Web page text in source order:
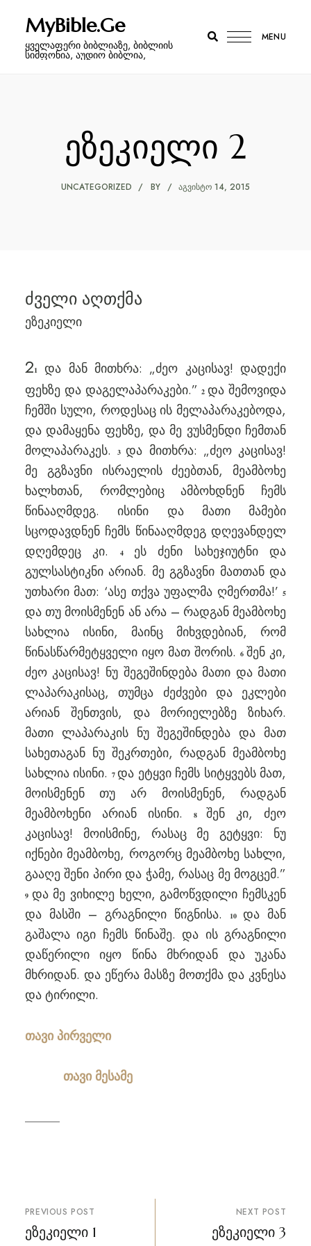
MyBible.Ge
ყველაფერი ბიბლიაზე, ბიბლიის
სიმფონია, აუდიო ბიბლია,
MENU
ეზეკიელი 2
UNCATEGORIZED BY ᲐᲒᲕᲘᲡᲢᲝ 14, 2015
ძველი აღთქმა
ეზეკიელი
21
და მან მითხრა: „ძეო კაცისავ! დადექი
ფეხზე და დაგელაპარაკები.”2 და შემოვიდა
ჩემში სული, როდესაც ის მელაპარაკებოდა,
და დამაყენა ფეხზე, და მე ვუსმენდი ჩემთან
მოლაპარაკეს.3 და მითხრა: „ძეო კაცისავ!
მე გგზავნი ისრაელის ძეებთან, მეამბოხე
ხალხთან, რომლებიც ამბოხდნენ ჩემს
წინააღმდეგ. ისინი და მათი მამები
სცოდავდნენ ჩემს წინააღმდეგ დღევანდელ
დღემდეც კი.
4
ეს ძენი სახეჯიუტნი და
გულსასტიკნი არიან. მე გგზავნი მათთან და
უთხარი მათ: ‘ასე თქვა უფალმა ღმერთმა!’5
და თუ მოისმენენ ან არა – რადგან მეამბოხე
სახლია ისინი, მაინც მიხვდებიან, რომ
წინასწარმეტყველი იყო მათ შორის.6შენ კი,
ძეო კაცისავ! ნუ შეგეშინდება მათი და მათი
ლაპარაკისაც, თუმცა ძეძვები და ეკლები
არიან შენთვის, და მორიელებზე ზიხარ.
მათი ლაპარაკის ნუ შეგეშინდება და მათ
სახეთაგან ნუ შეკრთები, რადგან მეამბოხე
სახლია ისინი. 7 და ეტყვი ჩემს სიტყვებს მათ,
მოისმენენ თუ არ მოისმენენ, რადგან
მეამბოხენი არიან ისინი.
8შენ კი, ძეო
კაცისავ! მოისმინე, რასაც მე გეტყვი: ნუ
იქნები მეამბოხე, როგორც მეამბოხე სახლი,
გააღე შენი პირი და ჭამე, რასაც მე მოგცემ.”
9 და მე ვიხილე ხელი, გამოწვდილი ჩემსკენ
და მასში – გრაგნილი წიგნისა.
10 და მან
გაშალა იგი ჩემს წინაშე. და ის გრაგნილი
დაწერილი იყო წინა მხრიდან და უკანა
მხრიდან. და ეწერა მასზე მოთქმა და კვნესა
და ტირილი.
თავი პირველი
თავი მესამე
პოსტის
ნავიგაცია
PREVIOUS POST
ეზეკიელი 1
NEXT POST
ეზეკიელი 3